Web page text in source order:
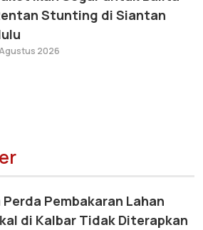
Stunting di Siantan
2026
Perda Pembakaran Lahan
di Kalbar Tidak Diterapkan